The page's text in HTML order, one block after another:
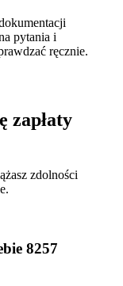
pytania i
ręcznie.
zapłaty
zdolności
8257